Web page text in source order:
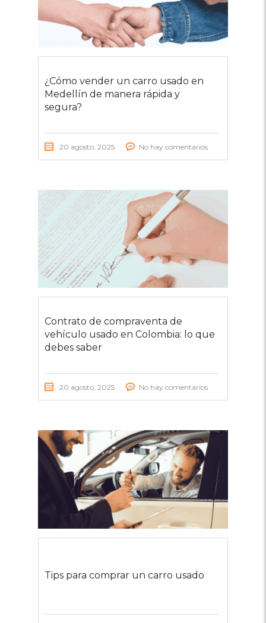
¿Cómo vender un carro usado en
Medellín de manera rápida y
segura?
20 agosto, 2025 No hay comentarios
Contrato de compraventa de
vehículo usado en Colombia: lo que
debes saber
20 agosto, 2025 No hay comentarios
Tips para comprar un carro usado